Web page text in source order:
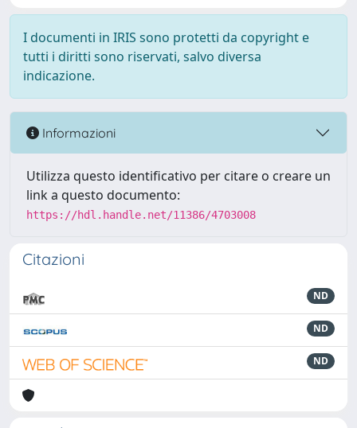
I documenti in IRIS sono protetti da copyright e
tutti i diritti sono riservati, salvo diversa
indicazione.
Informazioni
Utilizza questo identificativo per citare o creare un
link a questo documento:
https://hdl.handle.net/11386/4703008
Citazioni
ND
ND
ND